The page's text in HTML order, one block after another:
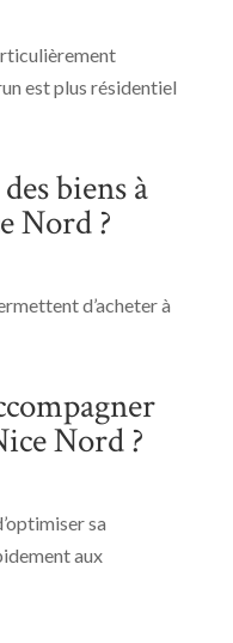
est plus résidentiel
biens à
Nord ?
d’acheter à
Nord ?
sa
aux